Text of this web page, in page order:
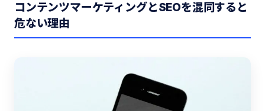
コンテンツマーケティングとSEOを混同すると
危ない理由